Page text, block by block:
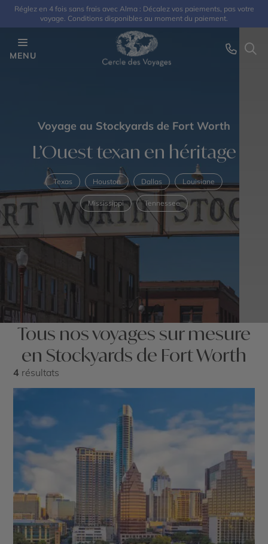
Réglez en 4 fois sans frais avec Alma : Décalez vos paiements, pas votre
voyage. Conditions disponibles au moment du paiement.
MENU
Voyage au Stockyards de Fort Worth
L’Ouest texan en héritage
Texas Houston Dallas Louisiane
Mississippi Tennessee
Tous nos voyages sur mesure
en Stockyards de Fort Worth
4 résultats